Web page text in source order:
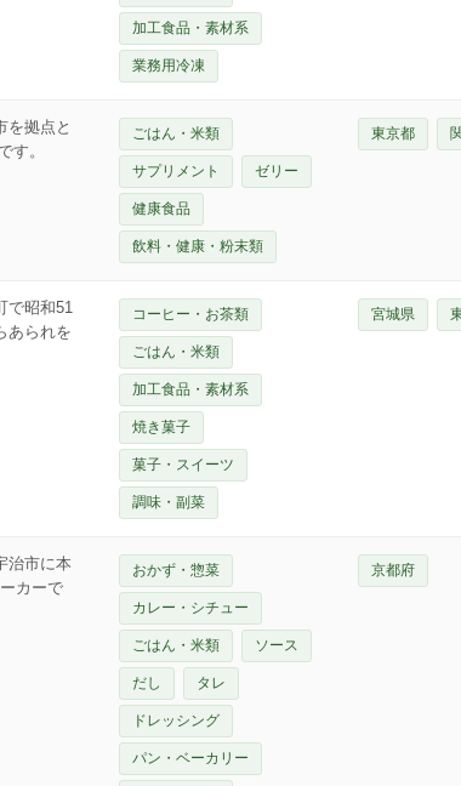
加工食品・素材系
業務用冷凍
を拠点と
す。
ごはん・米類
サプリメント ゼリー
健康食品
飲料・健康・粉末類
東京都
で昭和51
あられを
コーヒー・お茶類
ごはん・米類
加工食品・素材系
焼き菓子
菓子・スイーツ
調味・副菜
宮城県
治市に本
カーで
おかず・惣菜
カレー・シチュー
ごはん・米類 ソース
だし タレ
ドレッシング
パン・ベーカリー
京都府